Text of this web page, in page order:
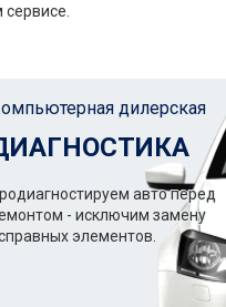
дилерская
авто перед
- исключим замену
элементов.